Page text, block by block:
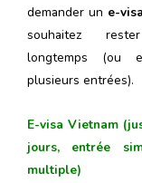
demander un e-visa
souhaitez
longtemps (ou
plusieurs entrées).
E-visa Vietnam
jours, entrée
multiple)